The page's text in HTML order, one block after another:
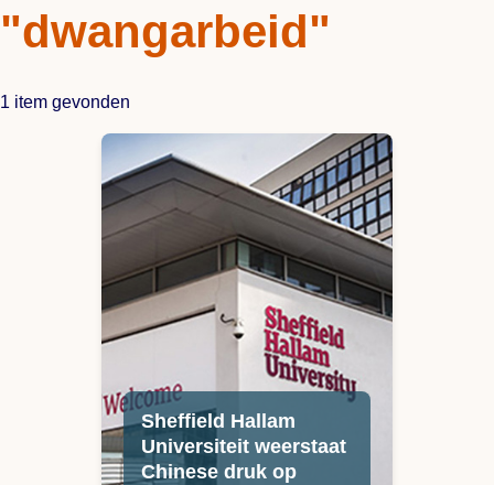
"dwangarbeid"
1 item gevonden
Sheffield Hallam
Universiteit weerstaat
Chinese druk op